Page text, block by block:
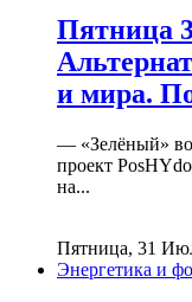
Пятница
и мира.
— «Зелёный»
проект
на...
Пятница, 31
Энергетика и